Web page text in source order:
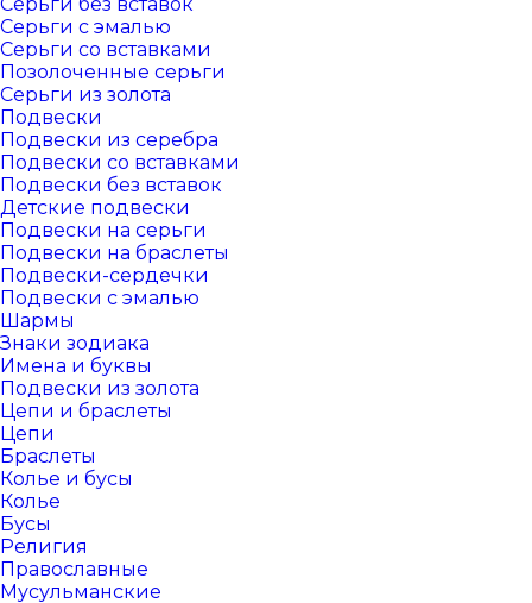
Серьги с эмалью
Серьги со вставками
Позолоченные серьги
Серьги из золота
Подвески
Подвески из серебра
Подвески со вставками
Подвески без вставок
Детские подвески
Подвески на серьги
Подвески на браслеты
Подвески-сердечки
Подвески с эмалью
Шармы
Знаки зодиака
Имена и буквы
Подвески из золота
Цепи и браслеты
Цепи
Браслеты
Колье и бусы
Колье
Бусы
Религия
Православные
Мусульманские